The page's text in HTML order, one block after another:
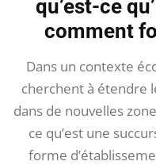
qu’est-ce
comment
Dans un contexte
cherchent à étendre
dans de nouvelles
ce qu’est une
forme